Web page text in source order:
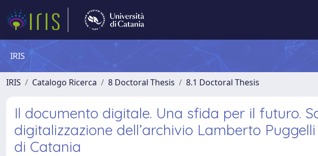
IRIS
IRIS Catalogo Ricerca 8 Doctoral Thesis 8.1 Doctoral Thesis
Il documento digitale. Una sfida per il futuro.
digitalizzazione dell’archivio Lamberto
di Catania